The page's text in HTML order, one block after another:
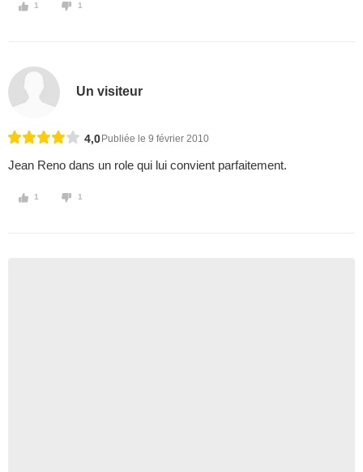
1 1
Un visiteur
4,0 Publiée le 9 février 2010
Jean Reno dans un role qui lui convient parfaitement.
1 1